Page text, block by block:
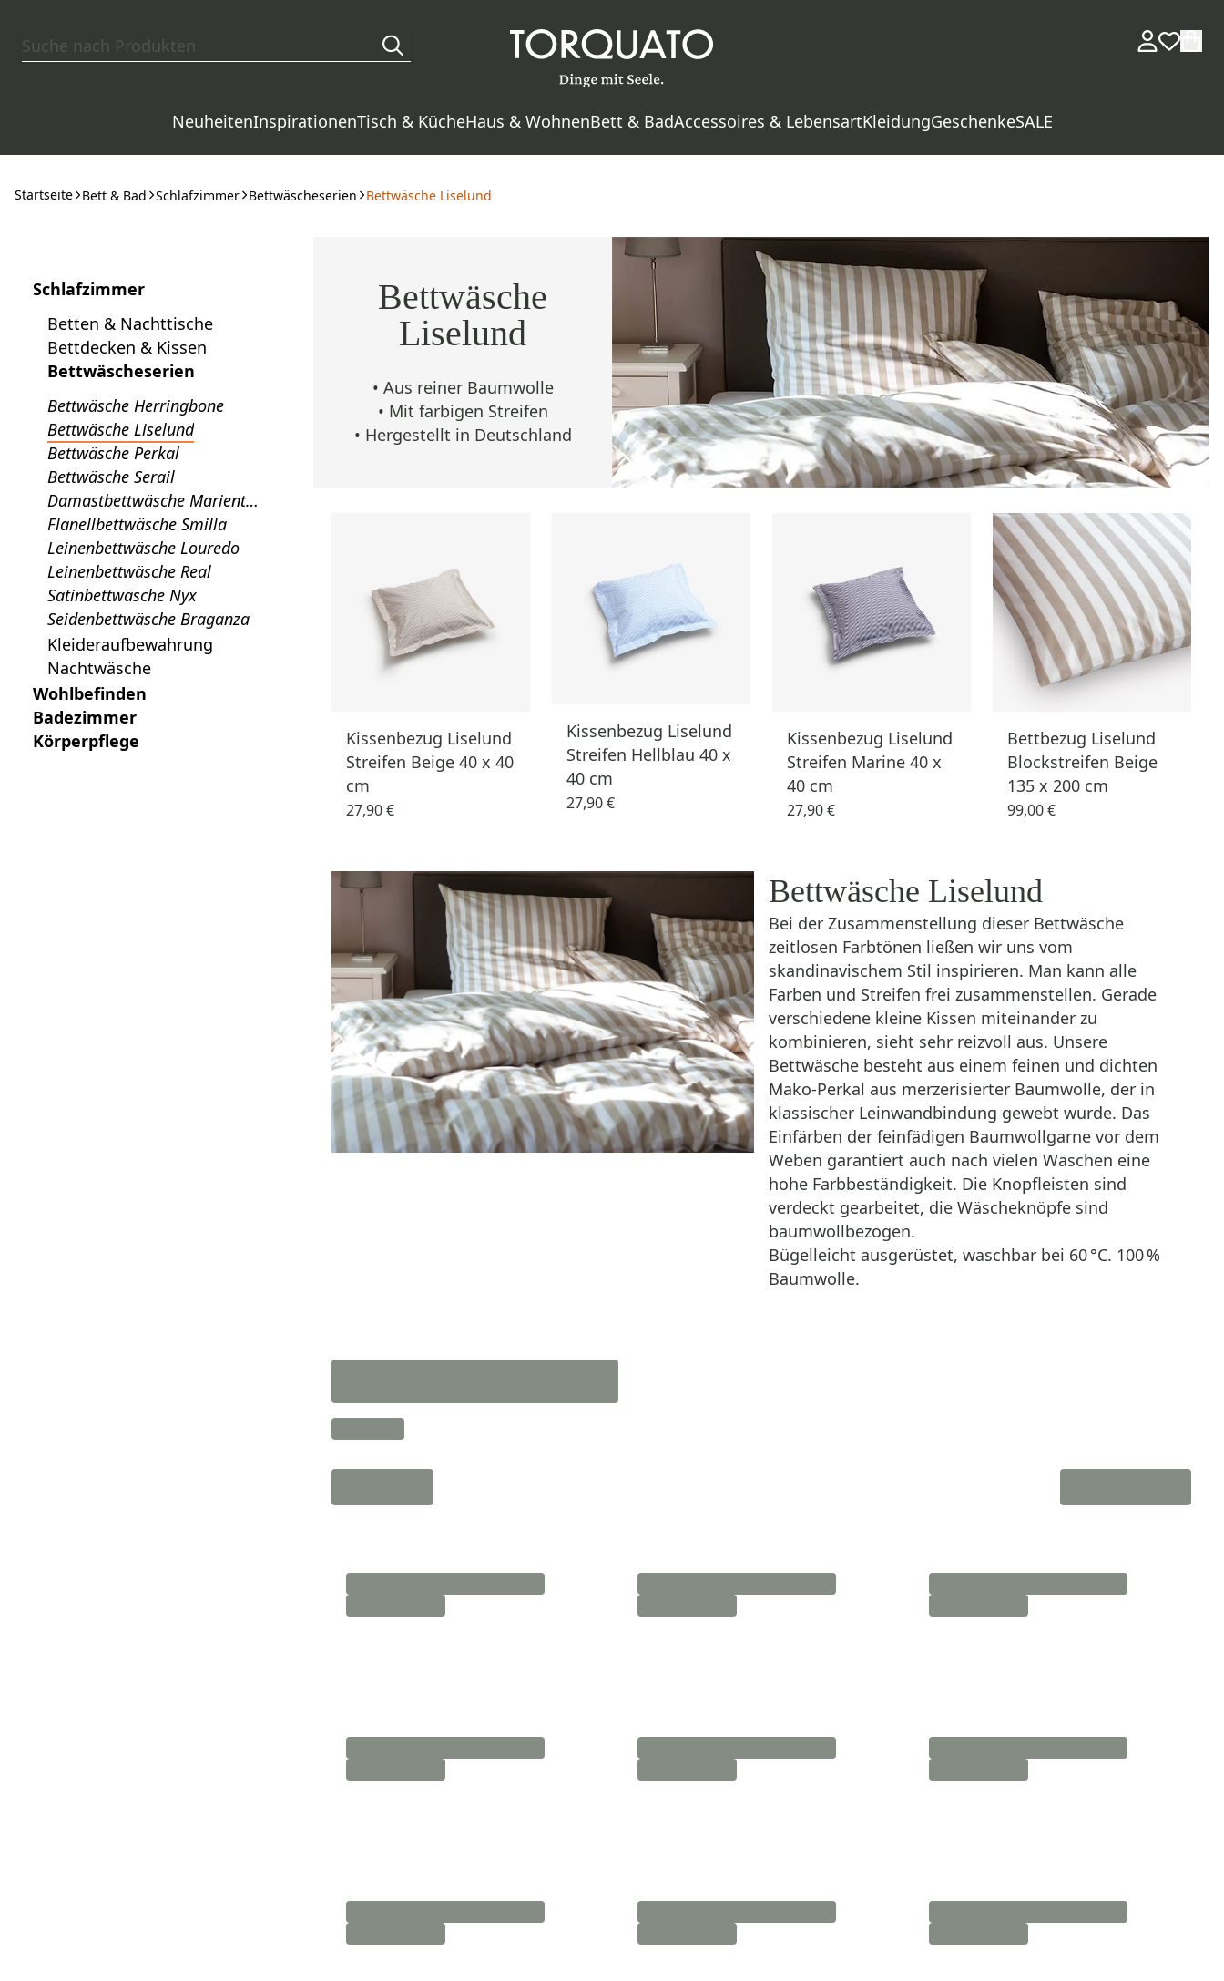
NeuheitenInspirationenTisch & KücheHaus & WohnenBett & BadAccessoires & LebensartKleidungGeschenkeSALE
Startseite Bett & Bad Schlafzimmer Bettwäscheserien Bettwäsche Liselund
Schlafzimmer
Betten & Nachttische
Bettdecken & Kissen
Bettwäscheserien
Bettwäsche Herringbone
Bettwäsche Liselund
Bettwäsche Perkal
Bettwäsche Serail
Damastbettwäsche Marienth
al
Flanellbettwäsche Smilla
Leinenbettwäsche Louredo
Leinenbettwäsche Real
Satinbettwäsche Nyx
Seidenbettwäsche Braganza
Kleideraufbewahrung
Nachtwäsche
Wohlbefinden
Badezimmer
Körperpflege
Bettwäsche
Liselund
• Aus reiner Baumwolle
• Mit farbigen Streifen
• Hergestellt in Deutschland
Kissenbezug Liselund
Streifen Beige 40 x 40
cm
27,90 €
Kissenbezug Liselund
Streifen Hellblau 40 x
40 cm
27,90 €
Kissenbezug Liselund
Streifen Marine 40 x
40 cm
27,90 €
Bettbezug Liselund
Blockstreifen Beige
135 x 200 cm
99,00 €
Bettwäsche Liselund
Bei der Zusammenstellung dieser Bett­wäsche
zeitlosen Farbtönen ließen wir uns vom
skandinavischem Stil inspirieren. Man kann alle
Farben und Streifen frei zusammenstellen. Gerade
verschiedene kleine Kissen miteinander zu
kombinieren, sieht sehr reizvoll aus. Unsere
Bettwäsche besteht aus einem feinen und dichten
Mako-Perkal aus merzerisierter Baumwolle, der in
klassischer Leinwandbindung gewebt wurde. Das
Einfärben der feinfädigen Baumwollgarne vor dem
Weben garantiert auch nach vielen ­Wäschen eine
hohe Farbbeständigkeit. Die Knopfleisten sind
verdeckt gearbeitet, die Wäscheknöpfe sind
baumwollbezogen.
Bügelleicht ausgerüstet, waschbar bei 60 °C. 100 %
Baumwolle.